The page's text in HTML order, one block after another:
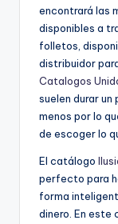
encontrará las
disponibles a
folletos,
distribuidor
Catalogos
suelen durar un
menos por lo
de escoger lo
El catálogo
perfecto para
forma
dinero. En este